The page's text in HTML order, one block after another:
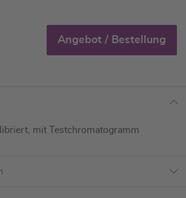
Angebot / Bestellung
mit Testchromatogramm